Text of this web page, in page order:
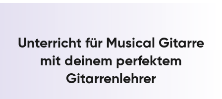
Unterricht für Musical Gitarre
mit deinem perfektem
Gitarrenlehrer